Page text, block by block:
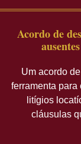
Acordo de
Um acordo
ferramenta
litígios
cláusulas